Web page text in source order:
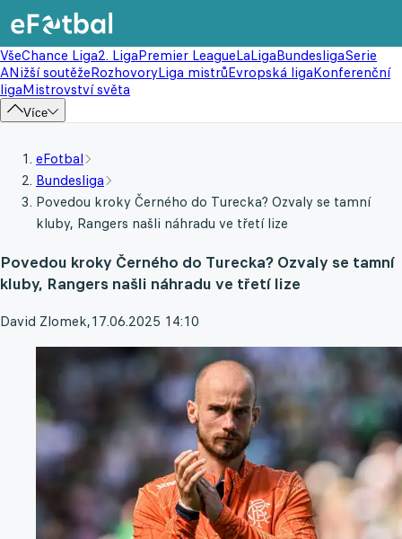
VšeChance Liga2. LigaPremier LeagueLaLigaBundesligaSerie
ANižší soutěžeRozhovoryLiga mistrůEvropská ligaKonferenční
ligaMistrovství světa
Více
eFotbal
Bundesliga
Povedou kroky Černého do Turecka? Ozvaly se tamní
kluby, Rangers našli náhradu ve třetí lize
Povedou kroky Černého do Turecka? Ozvaly se tamní
kluby, Rangers našli náhradu ve třetí lize
David Zlomek,17.06.2025 14:10